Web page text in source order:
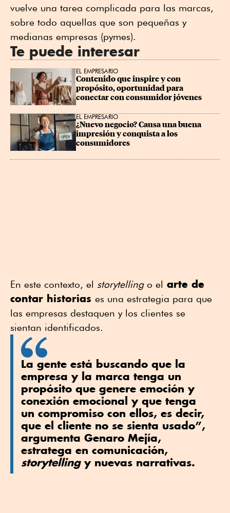
vuelve una tarea complicada para las marcas,
sobre todo aquellas que son pequeñas y
medianas empresas (pymes).
Te puede interesar
EL EMPRESARIO
Contenido que inspire y con
propósito, oportunidad para
conectar con consumidor jóvenes
EL EMPRESARIO
¿Nuevo negocio? Causa una buena
impresión y conquista a los
consumidores
En este contexto, el storytellingo el arte de
contar historias es una estrategia para que
las empresas destaquen y los clientes se
sientan identificados.
La gente está buscando que la
empresa y la marca tenga un
propósito que genere emoción y
conexión emocional y que tenga
un compromiso con ellos, es decir,
que el cliente no se sienta usado”,
argumenta Genaro Mejía,
estratega en comunicación,
storytellingy nuevas narrativas.